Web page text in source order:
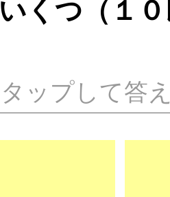
いくつ（１
タップして答